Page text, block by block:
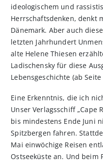
ideologischem und
Herrschaftsdenken, denkt
Dänemark. Aber auch
letzten Jahrhundert
alte Helene Thiesen
Ladischensky für diese
Lebens­geschichte (ab Seite
Eine Erkenntnis, die ich
Unser Verlagsschiff „Cape
bis mindestens Ende Juni
Spitzbergen fahren.
Mai einwöchige Reisen
Ostseeküste an. Und beim